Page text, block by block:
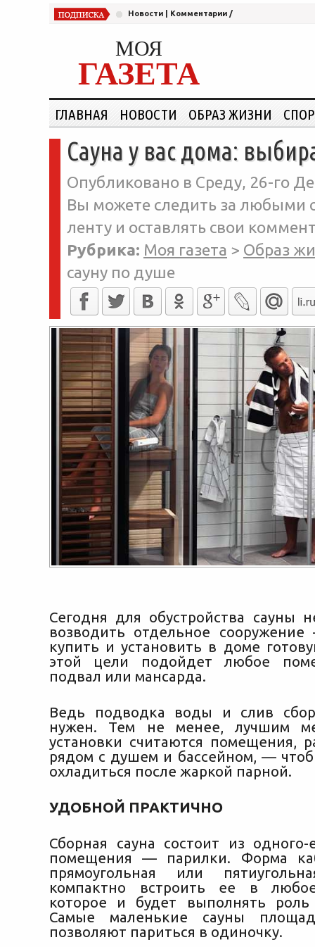
Новости Комментарии /
МОЯ
ГАЗЕТА
ГЛАВНАЯ НОВОСТИ ОБРАЗ ЖИЗНИ
Сауна у вас дома:
Опубликовано в Среду, 26-го
Вы можете следить за любыми
ленту и оставлять свои
Рубрика: Моя газета > Образ
сауну по душе
Сегодня для обустройства сауны
возводить отдельное
купить и установить в доме
этой цели подойдет любое
подвал или мансарда.
Ведь подводка воды и слив
нужен. Тем не менее, лучшим
установки считаются помещения,
рядом с душем и бассейном, —
охладиться после жаркой парной.
УДОБНОЙ ПРАКТИЧНО
Сборная сауна состоит из одного-
помещения — парилки. Форма
прямоугольная или
компактно встроить ее в
которое и будет выполнять роль
Самые маленькие сауны
позволяют париться в одиночку.